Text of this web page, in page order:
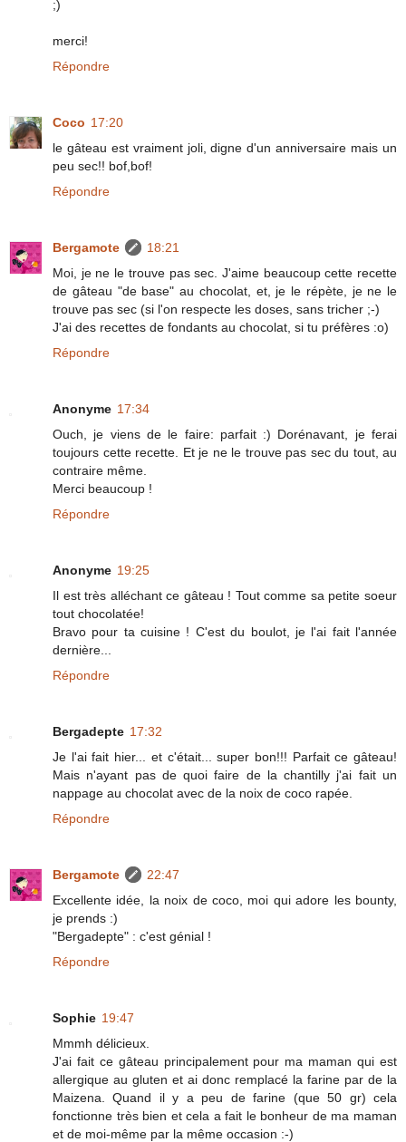
;)
merci!
Répondre
Coco 17:20
le gâteau est vraiment joli, digne d'un anniversaire mais un
peu sec!! bof,bof!
Répondre
Bergamote
18:21
Moi, je ne le trouve pas sec. J'aime beaucoup cette recette
de gâteau "de base" au chocolat, et, je le répète, je ne le
trouve pas sec (si l'on respecte les doses, sans tricher ;-)
J'ai des recettes de fondants au chocolat, si tu préfères :o)
Répondre
Anonyme 17:34
Ouch, je viens de le faire: parfait :) Dorénavant, je ferai
toujours cette recette. Et je ne le trouve pas sec du tout, au
contraire même.
Merci beaucoup !
Répondre
Anonyme 19:25
Il est très alléchant ce gâteau ! Tout comme sa petite soeur
tout chocolatée!
Bravo pour ta cuisine ! C'est du boulot, je l'ai fait l'année
dernière...
Répondre
Bergadepte 17:32
Je l'ai fait hier... et c'était... super bon!!! Parfait ce gâteau!
Mais n'ayant pas de quoi faire de la chantilly j'ai fait un
nappage au chocolat avec de la noix de coco rapée.
Répondre
Bergamote
22:47
Excellente idée, la noix de coco, moi qui adore les bounty,
je prends :)
"Bergadepte" : c'est génial !
Répondre
Sophie 19:47
Mmmh délicieux.
J'ai fait ce gâteau principalement pour ma maman qui est
allergique au gluten et ai donc remplacé la farine par de la
Maizena. Quand il y a peu de farine (que 50 gr) cela
fonctionne très bien et cela a fait le bonheur de ma maman
et de moi-même par la même occasion :-)